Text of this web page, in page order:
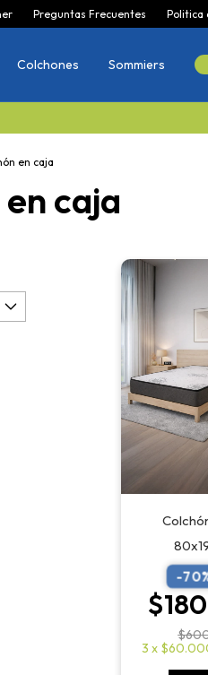
Preguntas Frecuentes Politica
Colchones Sommiers
en caja
caja
-70
3 x